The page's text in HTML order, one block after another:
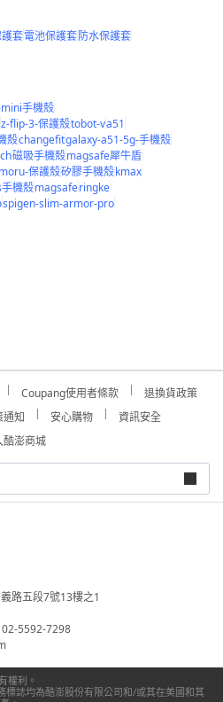
套電池保護套防水保護套
手機殼
z-flip-3-保護殼tobot-va51
殼changefitgalaxy-a51-5g-手機殼
磁吸手機殼magsafe犀牛盾
保護殼矽膠手機殼kmax
機殼magsaferingke
spigen-slim-armor-pro
Coupang使用者條款
退換貨政策
通知 安心購物
資訊安全
酷澎商城
路五段7號13樓之1
5592-7298
權利。
標誌均為酷澎股份有限公司和/或其在美國和其